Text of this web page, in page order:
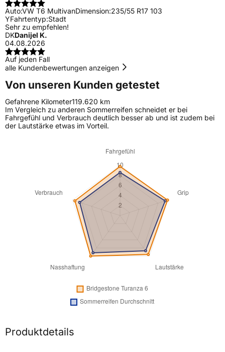
Auto:VW T6 MultivanDimension:235/55 R17 103
YFahrtentyp:Stadt
Sehr zu empfehlen!
DKDanijel K.
04.08.2026
Auf jeden Fall
alle Kundenbewertungen anzeigen
Von unseren Kunden getestet
Gefahrene Kilometer119.620 km
Im Vergleich zu anderen Sommerreifen schneidet er bei
Fahrgefühl und Verbrauch deutlich besser ab und ist zudem bei
der Lautstärke etwas im Vorteil.
Produktdetails